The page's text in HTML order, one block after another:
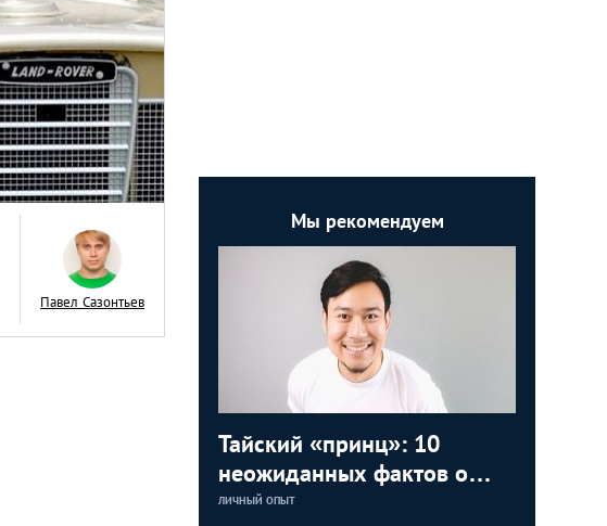
Павел Сазонтьев
Мы рекомендуем
Тайский «принц»: 10
неожиданных фактов о
тайских мужчинах
ЛИЧНЫЙ ОПЫТ